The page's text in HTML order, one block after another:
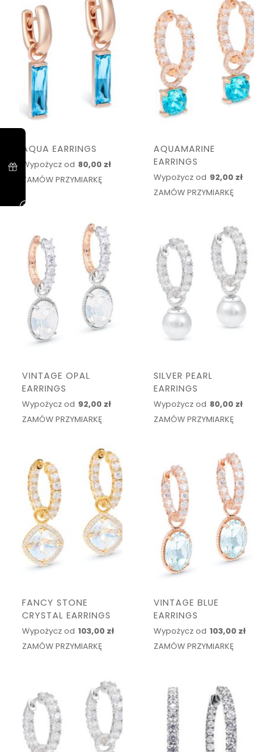
AQUA EARRINGS
Wypożycz od 80,00 zł
ZAMÓW PRZYMIARKĘ
AQUAMARINE
EARRINGS
Wypożycz od 92,00 zł
ZAMÓW PRZYMIARKĘ
VINTAGE OPAL
EARRINGS
Wypożycz od 92,00 zł
ZAMÓW PRZYMIARKĘ
SILVER PEARL
EARRINGS
Wypożycz od 80,00 zł
ZAMÓW PRZYMIARKĘ
FANCY STONE
CRYSTAL EARRINGS
Wypożycz od 103,00 zł
ZAMÓW PRZYMIARKĘ
VINTAGE BLUE
EARRINGS
Wypożycz od 103,00 zł
ZAMÓW PRZYMIARKĘ